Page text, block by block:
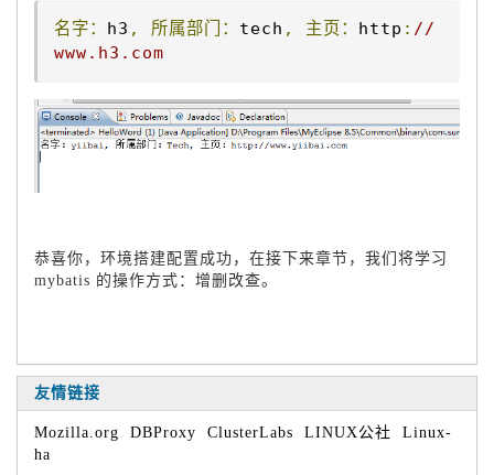
名字： h3 , 所属部门： tech , 主页： http : //
www.h3.com
恭喜你，环境搭建配置成功，在接下来章节，我们将学习
mybatis 的操作方式：增删改查。
友情链接
Mozilla.org DBProxy ClusterLabs LINUX公社
Linux-
ha